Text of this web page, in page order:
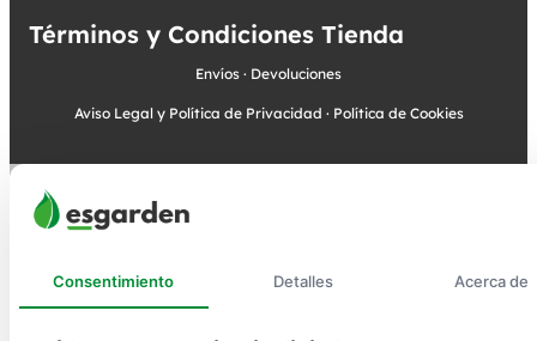
Términos y Condiciones Tienda
Envíos · Devoluciones
Aviso Legal y Política de Privacidad · Política de Cookies
Consentimiento Detalles Acerca de